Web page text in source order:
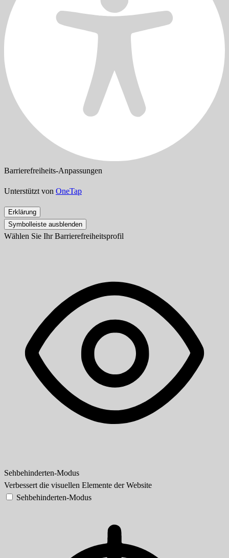
Barrierefreiheits-Anpassungen
Unterstützt von OneTap
Erklärung
Symbolleiste ausblenden
Wählen Sie Ihr Barrierefreiheitsprofil
Sehbehinderten-Modus
Verbessert die visuellen Elemente der Website
Sehbehinderten-Modus